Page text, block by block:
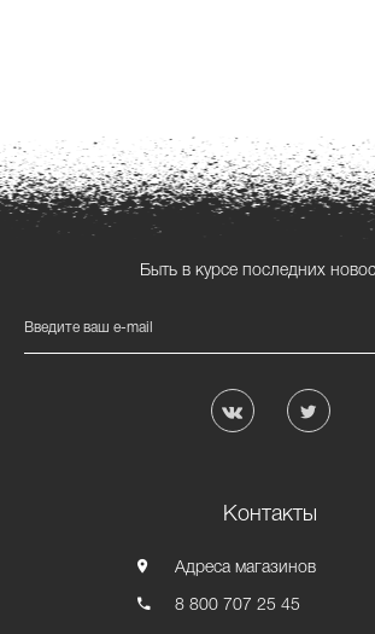
Быть в курсе последних
Введите ваш e-mail
Контакты
Адреса магазинов
8 800 707 25 45